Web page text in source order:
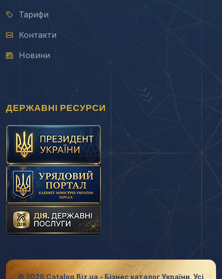
Тарифи
Контакти
Новини
ДЕРЖАВНІ РЕСУРСИ
© 2026 Catalog.Biz.ua - Бізнес каталог України. Усі